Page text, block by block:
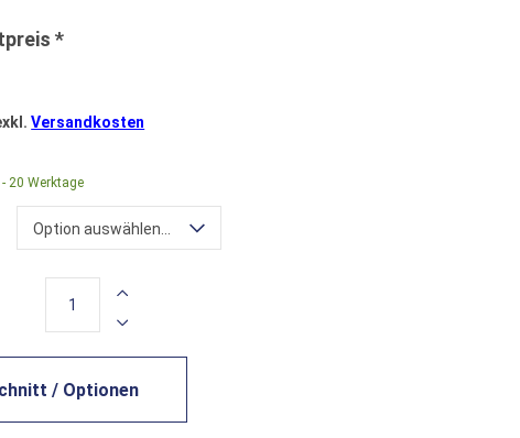
Versandkosten
- 20 Werktage
Option auswählen...
/ Optionen